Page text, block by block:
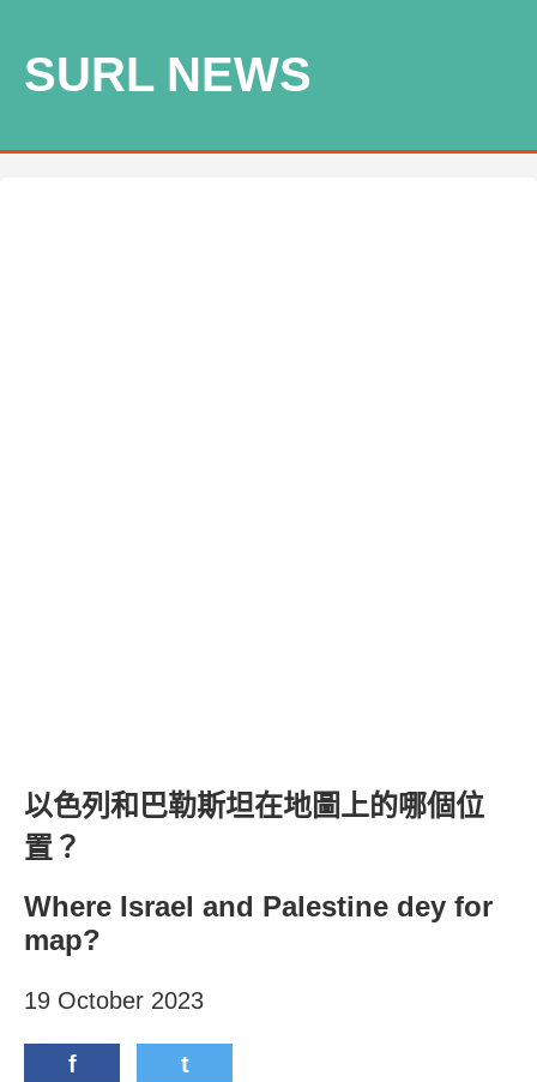
SURL NEWS
以色列和巴勒斯坦在地圖上的哪個位
置？
Where Israel and Palestine dey for
map?
19 October 2023
f t